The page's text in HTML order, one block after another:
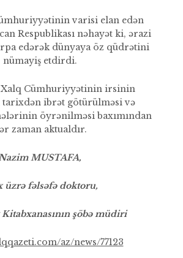
varisi elan edən
Respublikası nəhayət ki, ərazi
edərək dünyaya öz qüdrətini
nümayiş etdirdi.
Xalq Cümhuriyyətinin irsinin
ibrət götürülməsi və
öyrənilməsi baxımın­dan
zaman aktualdır.
MUSTAFA,
üzrə fəlsəfə doktoru,
şöbə müdiri
az/news/77123